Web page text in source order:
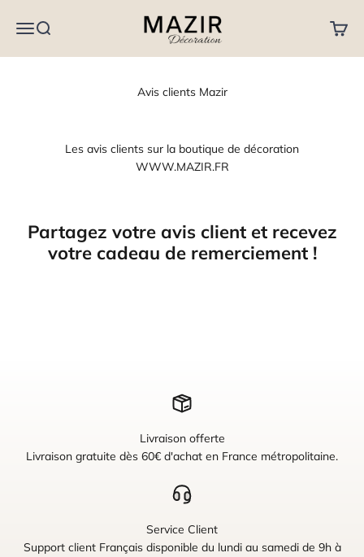
MenuRecherche
MAZIR Décoration
Panier
Avis clients Mazir
Les avis clients sur la boutique de décoration
WWW.MAZIR.FR
Partagez votre avis client et recevez
votre cadeau de remerciement !
Livraison offerte
Livraison gratuite dès 60€ d'achat en France métropolitaine.
Service Client
Support client Français disponible du lundi au samedi de 9h à